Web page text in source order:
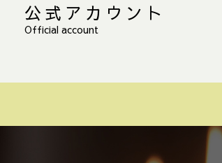
公式アカウント
Official account